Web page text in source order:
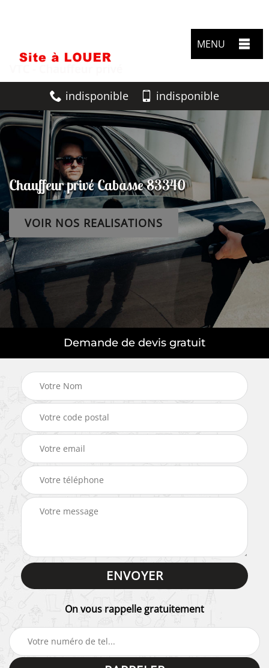
MENU
indisponible indisponible
Chauffeur privé Cabasse 83340
VOIR NOS REALISATIONS
Demande de devis gratuit
On vous rappelle gratuitement